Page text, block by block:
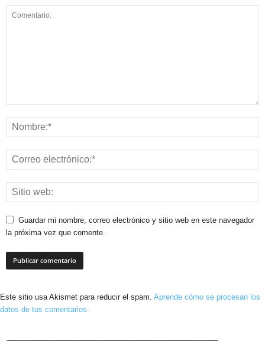
Guardar mi nombre, correo electrónico y sitio web en este navegador
la próxima vez que comente.
Este sitio usa Akismet para reducir el spam. Aprende cómo se procesan los
datos de tus comentarios.